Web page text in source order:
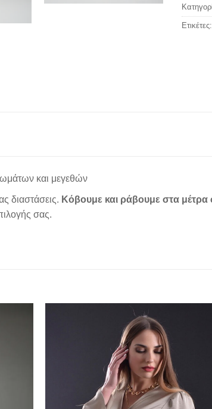
Ετικέτες:
και μεγεθών
διαστάσεις. Κόβουμε και ράβουμε στα μέτρα
σας.